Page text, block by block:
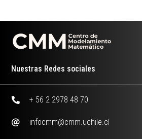
Nuestras Redes sociales
+ 56 2 2978 48 70
infocmm@cmm.uchile.cl